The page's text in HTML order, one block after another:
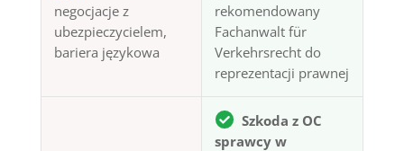
negocjacje z
ubezpieczycielem,
bariera językowa
rekomendowany
Fachanwalt für
Verkehrsrecht do
reprezentacji prawnej
Szkoda z OC
sprawcy w